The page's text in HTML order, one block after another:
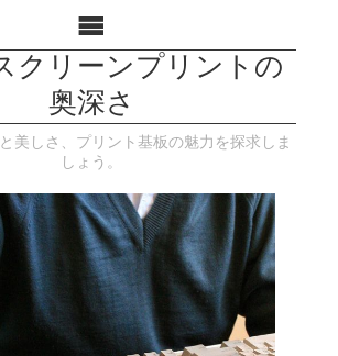
クリーンプリントの
奥深さ
美しさ、プリント基板の魅力を探求しま
しょう。